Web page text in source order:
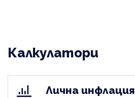
Калкулатори
Лична инфлация